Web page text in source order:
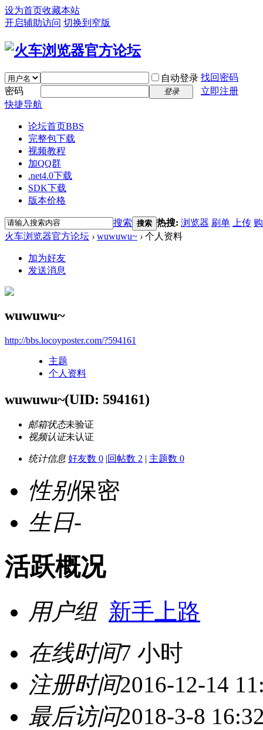
设为首页收藏本站
开启辅助访问 切换到窄版
自动登录 找回密码
密码
登录
立即注册
快捷导航
论坛首页BBS
完整包下载
视频教程
加QQ群
.net4.0下载
SDK下载
版本价格
搜索 搜索 热搜: 浏览器 刷单 上传
火车浏览器官方论坛 › wuwuwu~ › 个人资料
加为好友
发送消息
wuwuwu~
http://bbs.locoyposter.com/?594161
主题
个人资料
wuwuwu~(UID: 594161)
邮箱状态未验证
视频认证未认证
统计信息 好友数 0 |回帖数 2 | 主题数 0
性别保密
生日-
活跃概况
用户组 新手上路
在线时间7 小时
注册时间2016-12-14
最后访问2018-3-8